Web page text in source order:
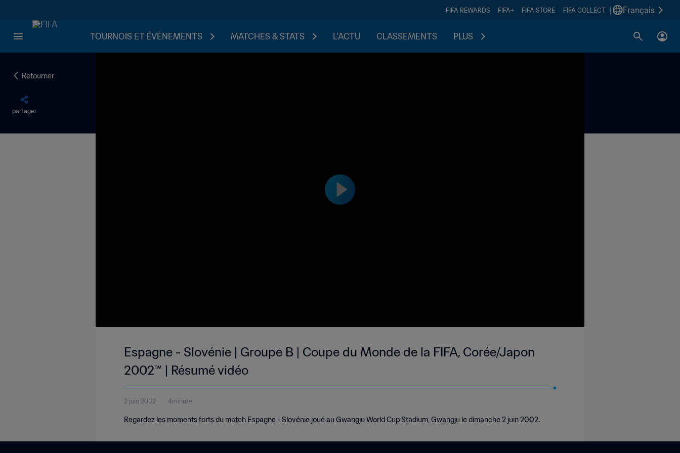
FIFA REWARDS FIFA+ FIFA STORE FIFA COLLECT Français
TOURNOIS ET ÉVÉNEMENTS MATCHES & STATS L'ACTU CLASSEMENTS PLUS
Retourner
partager
Espagne - Slovénie | Groupe B | Coupe du Monde de la FIFA, Corée/Japon
2002™ | Résumé vidéo
2 juin 2002 4minute
Regardez les moments forts du match Espagne - Slovénie joué au Gwangju World Cup Stadium, Gwangju le dimanche 2 juin 2002.